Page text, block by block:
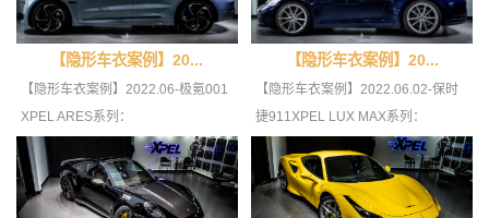
【隐形车衣案例】20...
【隐形车衣案例】2022.06-极氪001
XPEL ARES系列：
【隐形车衣案例】20...
【隐形车衣案例】2022.06.02-保时
捷911XPEL LUX MAX系列：